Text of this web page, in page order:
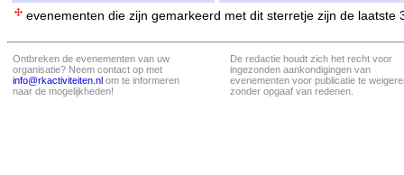
evenementen die zijn gemarkeerd met dit sterretje zijn de laatste
Ontbreken de evenementen van uw
organisatie? Neem contact op met
info@rkactiviteiten.nl om te informeren
naar de mogelijkheden!
De redactie houdt zich het recht voor
ingezonden aankondigingen van
evenementen voor publicatie te
zonder opgaaf van redenen.